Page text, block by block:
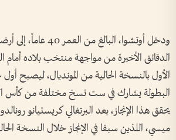
ودخل أوتشوا، البالغ من
الدقائق الأخيرة من مواجهة منتخب بلاده
الأول بالنسخة الحالية من المونديال، ليصبح
البطولة يشارك في ست نسخ مختلفة من كأس
يحقق هذا الإنجاز، بعد البرتغالي كريستيانو
ميسي، اللذين سبقا في الإنجاز خلال النسخة